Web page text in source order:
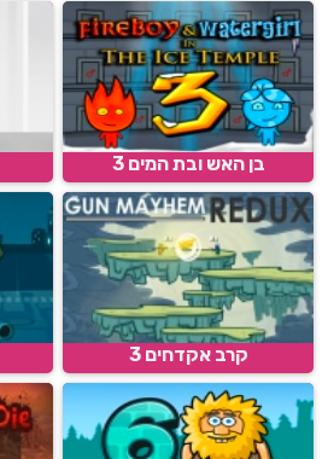
בן האש ובת המים 3
קרב אקדחים 3